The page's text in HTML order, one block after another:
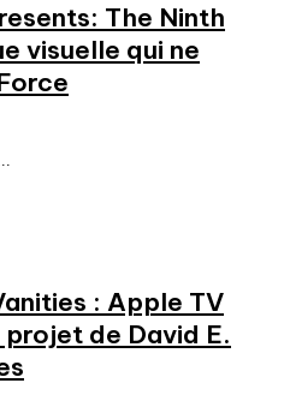
The Ninth
visuelle qui ne
: Apple TV
projet de David E.